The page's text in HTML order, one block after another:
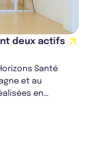
deux actifs
Santé
et au
en
a...